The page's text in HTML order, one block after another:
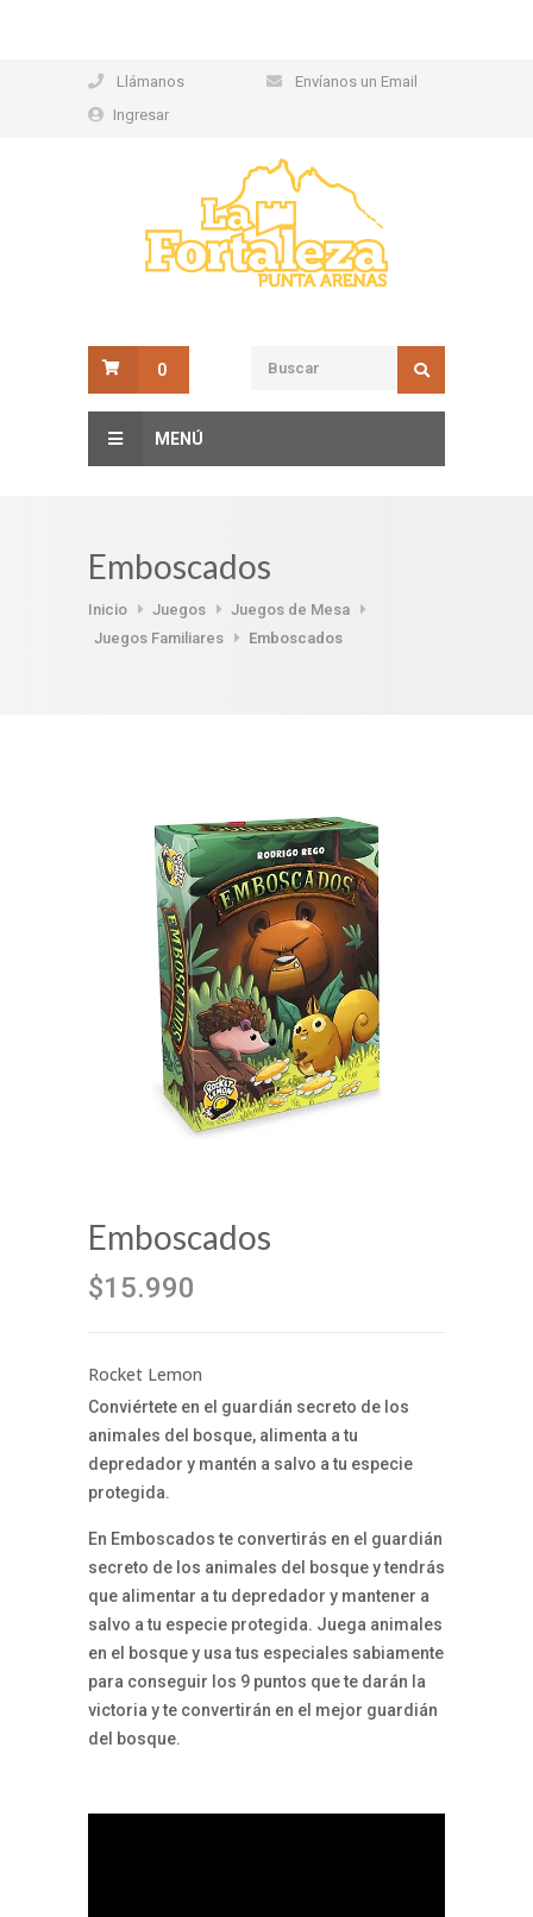
Llámanos
Envíanos un Email
Ingresar
0
MENÚ
Emboscados
Inicio Juegos
Juegos de Mesa
Juegos Familiares
Emboscados
Emboscados
$15.990
Rocket Lemon
Conviértete en el guardián secreto de los
animales del bosque, alimenta a tu
depredador y mantén a salvo a tu especie
protegida.
En Emboscados te convertirás en el guardián
secreto de los animales del bosque y tendrás
que alimentar a tu depredador y mantener a
salvo a tu especie protegida. Juega animales
en el bosque y usa tus especiales sabiamente
para conseguir los 9 puntos que te darán la
victoria y te convertirán en el mejor guardián
del bosque.